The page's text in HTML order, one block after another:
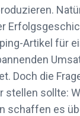
Artikel für
Doch die
stellen sollte:
schaffen es